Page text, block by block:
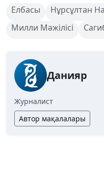
Елбасы Нұрсұлтан
Милли Мәжілісі
Данияр
Журналист
Автор мақалалары